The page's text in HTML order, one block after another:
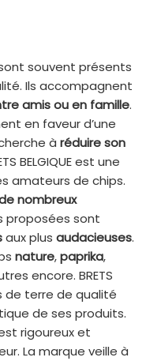
sont souvent présents
Ils accompagnent
amis ou en famille.
en faveur d’une
à réduire son
BELGIQUE est une
amateurs de chips.
nombreux
proposées sont
aux plus audacieuses.
nature,paprika,
encore. BRETS
de terre de qualité
de ses produits.
rigoureux et
La marque veille à